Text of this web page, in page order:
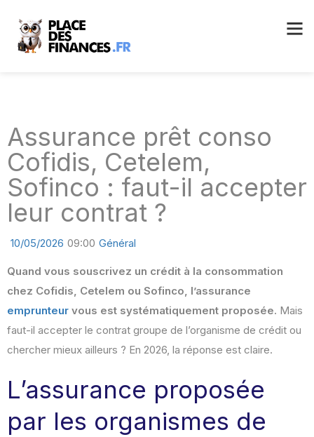
Assurance prêt conso
Cofidis, Cetelem,
Sofinco : faut-il accepter
leur contrat ?
10/05/2026 09:00 Général
Quand vous souscrivez un crédit à la consommation
chez Cofidis, Cetelem ou Sofinco, l’assurance
emprunteur vous est systématiquement proposée. Mais
faut-il accepter le contrat groupe de l’organisme de crédit ou
chercher mieux ailleurs ? En 2026, la réponse est claire.
L’assurance proposée
par les organismes de